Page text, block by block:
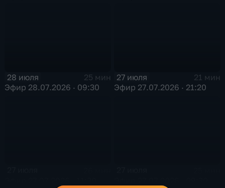
28 июля
25 мин
Эфир 28.07.2026 · 09:30
27 июля
21 мин
Эфир 27.07.2026 · 21:20